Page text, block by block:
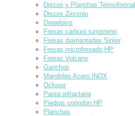
Discos y Planchas
Discos Zirconio
Dowelpins
Fresas carburo tungsteno
Fresas diamantadas Sinter
Fresas microfresado HP
Fresas Volcano
Ganchos
Mandriles Acero INOX
Oclusor
Pasta refractaria
Piedras corindón HP
Planchas